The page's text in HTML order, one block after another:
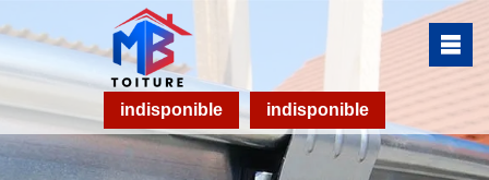
indisponible indisponible